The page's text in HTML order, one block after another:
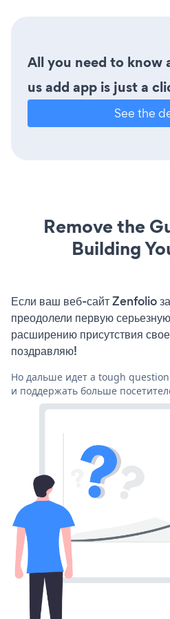
All you need to know
us add app is just a
See the
Remove the
Building
Если ваш веб-сайт Zenfolio
преодолели первую
расширению присутствия
поздравляю!
Но дальше идет a tough
и поддержать больше